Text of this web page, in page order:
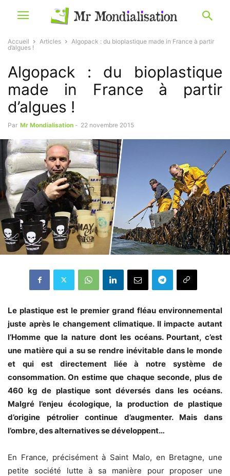
Accueil Articles
Algopack : du bioplastique made in France à partir
d’algues !
Algopack : du bioplastique
made in France à partir
d’algues !
Par Mr Mondialisation - 22 novembre 2015
Le plastique est le premier grand fléau environnemental
juste après le changement climatique. Il impacte autant
l’Homme que la nature dont les océans. Pourtant, c’est
une matière qui a su se rendre inévitable dans le monde
et qui est directement liée à notre système de
consommation. On estime que chaque seconde, plus de
460 kg de plastique sont déversés dans les océans.
Malgré l’enjeu écologique, la production de plastique
d’origine pétrolier continue d’augmenter. Mais dans
l’ombre, des alternatives se développent…
En France, précisément à Saint Malo, en Bretagne, une
petite société lutte à sa manière pour proposer une